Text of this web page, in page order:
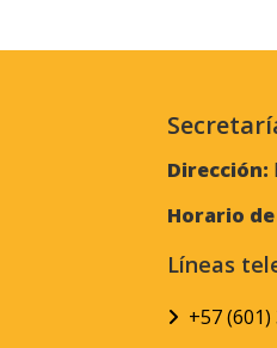
Dirección:
Horario
Líneas
+57 (601)